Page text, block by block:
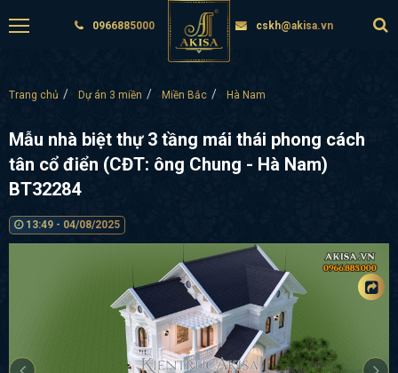
0966885000 cskh@akisa.vn
Trang chủ Dự án 3 miền Miền Bắc Hà Nam
Mẫu nhà biệt thự 3 tầng mái thái phong cách
tân cổ điển (CĐT: ông Chung - Hà Nam)
BT32284
13:49 - 04/08/2025